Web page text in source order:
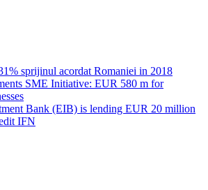
sprijinul acordat Romaniei in 2018
SME Initiative: EUR 580 m for
Bank (EIB) is lending EUR 20 million
IFN